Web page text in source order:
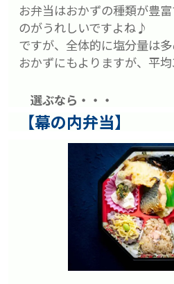
お弁当はおかずの種類が豊
のがうれしいですよね♪
ですが、全体的に塩分量は多
おかずにもよりますが、平均
選ぶなら・・・
【幕の内弁当】